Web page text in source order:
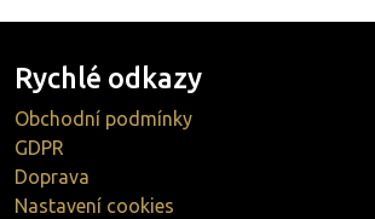
Rychlé odkazy
Obchodní podmínky
GDPR
Doprava
Nastavení cookies